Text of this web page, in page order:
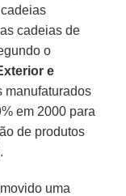
cadeias de
o
e
manufaturados
em 2000 para
de produtos
uma